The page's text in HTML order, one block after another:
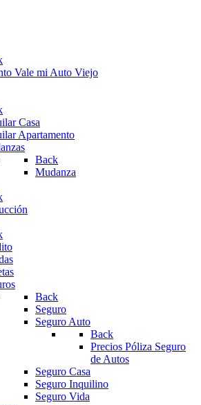
Vale mi Auto Viejo
Casa
Apartamento
Back
Mudanza
Back
Seguro
Seguro Auto
Back
Precios Póliza Seguro
de Autos
Seguro Casa
Seguro Inquilino
Seguro Vida